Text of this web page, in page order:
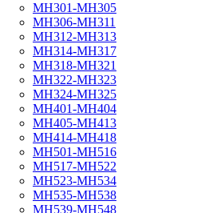
МН301-МН305
МН306-МН311
МН312-МН313
МН314-МН317
МН318-МН321
МН322-МН323
МН324-МН325
МН401-МН404
МН405-МН413
МН414-МН418
МН501-МН516
МН517-МН522
МН523-МН534
МН535-МН538
МН539-МН548